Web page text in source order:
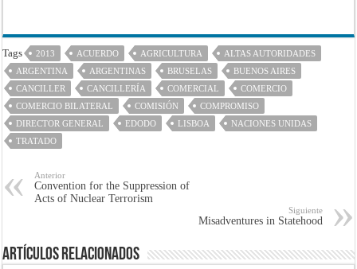
Tags 2013 ACUERDO AGRICULTURA
ALTAS AUTORIDADES
ARGENTINA
ARGENTINAS BRUSELAS
BUENOS AIRES
CANCILLER
CANCILLERÍA COMERCIAL
COMERCIO
COMERCIO BILATERAL
COMISIÓN
COMPROMISO
DIRECTOR GENERAL
EDODO LISBOA
NACIONES UNIDAS
TRATADO
Anterior
Convention for the Suppression of
Acts of Nuclear Terrorism
Siguiente
Misadventures in Statehood
Artículos Relacionados